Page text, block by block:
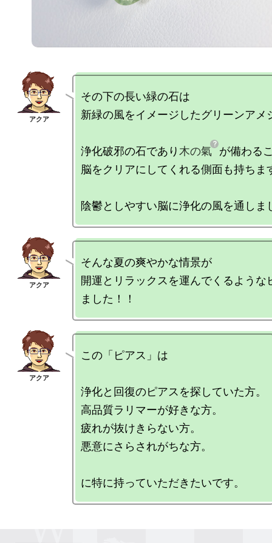
その下の長い緑の石は
新緑の風をイメージしたグリーンアメ
浄化破邪の石であり木の氣
が備わる
脳をクリアにしてくれる側面も持ちま
そんな夏の爽やかな情景が
開運とリラックスを運んでくるような
この「ピアス」は
浄化と回復のピアスを探していた方。
高品質ラリマーが好きな方。
疲れが抜けきらない方。
悪意にさらされがちな方。